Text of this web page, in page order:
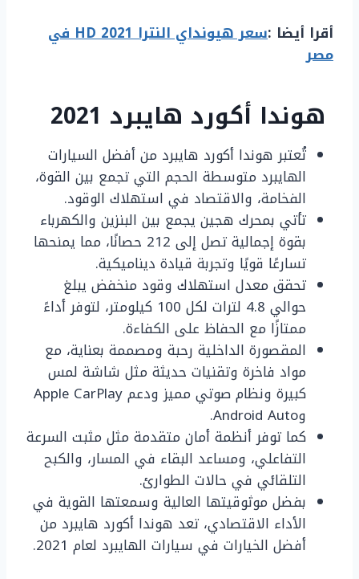
أقرا أيضا :
سعر هيونداي النترا HD 2021 في
مصر
هوندا أكورد هايبرد 2021
تُعتبر هوندا أكورد هايبرد من أفضل السيارات
الهايبرد متوسطة الحجم التي تجمع بين القوة،
الفخامة، والاقتصاد في استهلاك الوقود.
تأتي بمحرك هجين يجمع بين البنزين والكهرباء
بقوة إجمالية تصل إلى 212 حصانًا، مما يمنحها
تسارعًا قويًا وتجربة قيادة ديناميكية.
تحقق معدل استهلاك وقود منخفض يبلغ
حوالي 4.8 لترات لكل 100 كيلومتر، لتوفر أداءً
ممتازًا مع الحفاظ على الكفاءة.
المقصورة الداخلية رحبة ومصممة بعناية، مع
مواد فاخرة وتقنيات حديثة مثل شاشة لمس
كبيرة ونظام صوتي مميز ودعم Apple CarPlay
وAndroid Auto.
كما توفر أنظمة أمان متقدمة مثل مثبت السرعة
التفاعلي، ومساعد البقاء في المسار، والكبح
التلقائي في حالات الطوارئ.
بفضل موثوقيتها العالية وسمعتها القوية في
الأداء الاقتصادي، تعد هوندا أكورد هايبرد من
أفضل الخيارات في سيارات الهايبرد لعام 2021.